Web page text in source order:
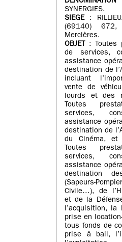
SYNERGIES.
SIEGE:
(69140)
Mercières.
OBJET
: Toutes
de services,
assistance
destination de
incluant
vente de
lourds et des
Toutes
services,
assistance
destination de
du Cinéma, et
Toutes
services,
assistance
destination
(Sapeurs-
Civile…), de
et de la
l’acquisition, la
prise en
tous fonds de
prise à bail,